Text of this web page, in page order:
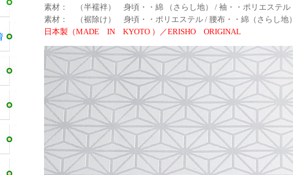
素材： （半襦袢） 身頃・・綿 （さらし地） / 袖・・ポリエステル
素材： （裾除け） 身頃・・ポリエステル / 腰布・・綿（さらし地）
日本製（MADE IN KYOTO ）／ERISHO ORIGINAL